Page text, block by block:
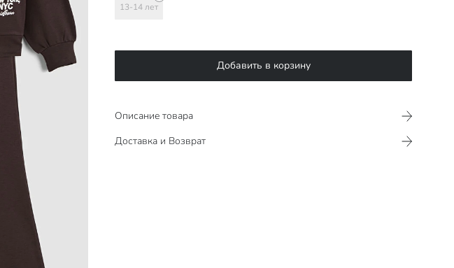
13-14 лет
Добавить в корзину
Описание товара
Доставка и Возврат